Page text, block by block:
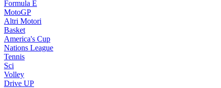
Formula E
MotoGP
Altri Motori
Basket
America's Cup
Nations League
Tennis
Sci
Volley
Drive UP